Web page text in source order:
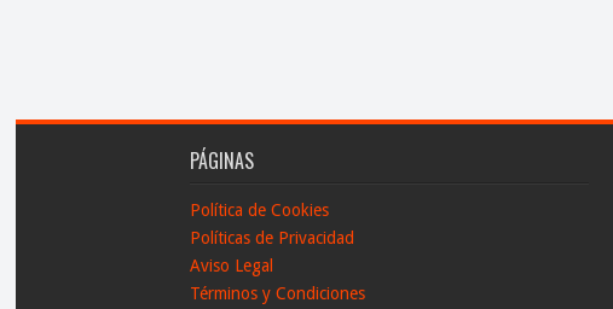
PÁGINAS
Política de Cookies
Políticas de Privacidad
Aviso Legal
Términos y Condiciones